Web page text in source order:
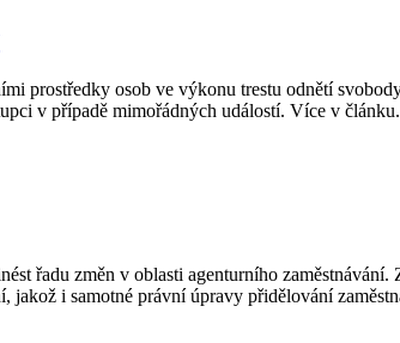
prostředky osob ve výkonu trestu odnětí
v případě mimořádných událostí. Více v článku.
řadu změn v oblasti agenturního
i samotné právní úpravy přidělování